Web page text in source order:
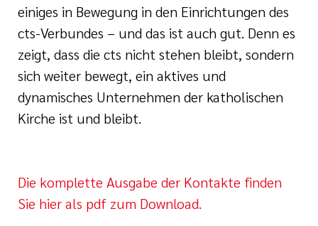
einiges in Bewegung in den Einrichtungen des
cts-Verbundes – und das ist auch gut. Denn es
zeigt, dass die cts nicht stehen bleibt, sondern
sich weiter bewegt, ein aktives und
dynamisches Unternehmen der katholischen
Kirche ist und bleibt.
Die komplette Ausgabe der Kontakte finden
Sie hier als pdf zum Download.